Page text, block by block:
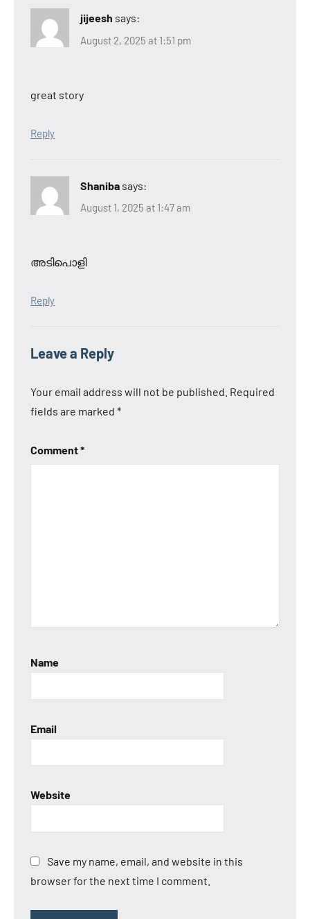
jijeesh says:
August 2, 2025 at 1:51 pm
great story
Reply
Shaniba says:
August 1, 2025 at 1:47 am
അടിപൊളി
Reply
Leave a Reply
Your email address will not be published. Required
fields are marked *
Comment*
Name
Email
Website
Save my name, email, and website in this
browser for the next time I comment.